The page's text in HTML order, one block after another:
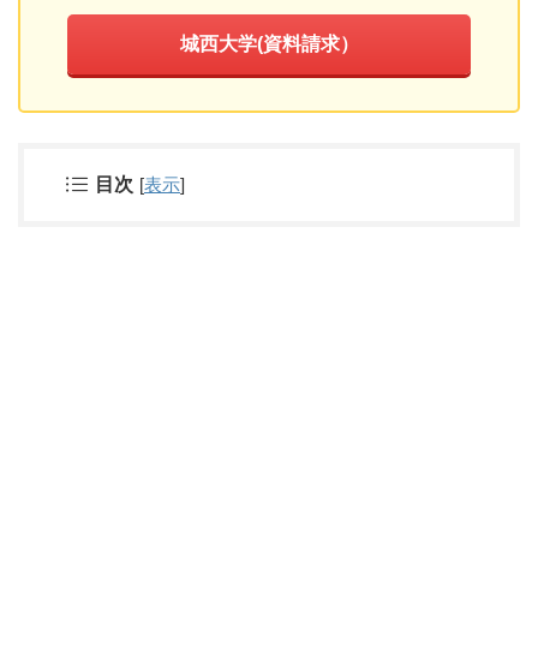
城西大学(資料請求）
目次 [表示]